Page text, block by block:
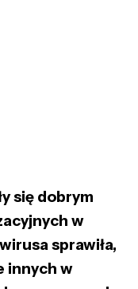
się dobrym
w
sprawiła,
innych w